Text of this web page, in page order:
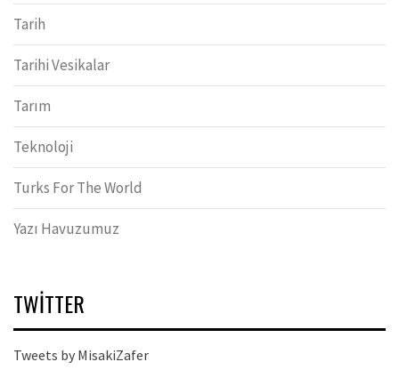
Tarih
Tarihi Vesikalar
Tarım
Teknoloji
Turks For The World
Yazı Havuzumuz
TWITTER
Tweets by MisakiZafer